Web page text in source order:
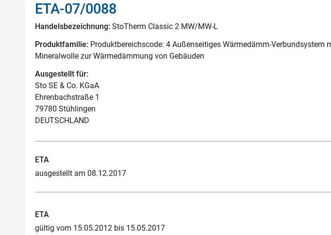
ETA-07/0088
Handelsbezeichnung: StoTherm Classic 2 MW/MW-L
Produktfamilie: Produktbereichscode: 4 Außenseitiges Wärmedämm-Verbundsystem
Mineralwolle zur Wärmedämmung von Gebäuden
Ausgestellt für:
Sto SE & Co. KGaA
Ehrenbachstraße 1
79780 Stühlingen
DEUTSCHLAND
ETA
ausgestellt am 08.12.2017
ETA
gültig vom 15.05.2012 bis 15.05.2017